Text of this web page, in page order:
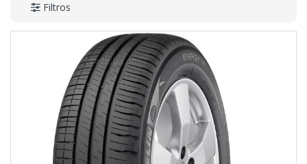
Filtros